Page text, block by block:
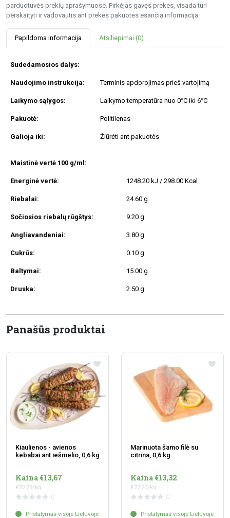
parduotuvės prekių aprašymuose. Pirkėjas gavęs prekes, visada turi
perskaityti ir vadovautis ant prekės pakuotės esančia informacija.
Papildoma informacija Atsiliepimai (0)
Sudedamosios dalys:
Naudojimo instrukcija: Terminis apdorojimas prieš vartojimą
Laikymo sąlygos: Laikymo temperatūra nuo 0°C iki 6°C
Pakuotė: Politilenas
Galioja iki: Žiūrėti ant pakuotės
Maistinė vertė 100 g/ml:
Energinė vertė: 1248.20 kJ / 298.00 Kcal
Riebalai: 24.60 g
Sočiosios riebalų rūgštys: 9.20 g
Angliavandeniai: 3.80 g
Cukrūs: 0.10 g
Baltymai: 15.00 g
Druska: 2.50 g
Panašūs produktai
Kiaulienos - avienos
kebabai ant iešmelio, 0,6 kg
Kaina €13,67
€22,79/kg
0
Pristatymas visoje Lietuvoje
Marinuota šamo filė su
citrina, 0,6 kg
Kaina €13,32
€22,20/kg
0
Pristatymas visoje Lietuvoje